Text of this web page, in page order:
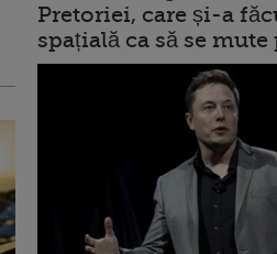
Pretoriei, care și-a
spațială ca să se mute